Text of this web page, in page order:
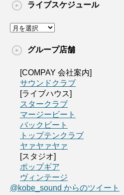
ライブスケジュール
グループ店舗
[COMPAY 会社案内]
サウンドクラブ
[ライブハウス]
スタークラブ
マージービート
バックビート
トップテンクラブ
ヤァヤァヤァ
[スタジオ]
ポップギア
ヴィンテージ
@kobe_sound からのツイート